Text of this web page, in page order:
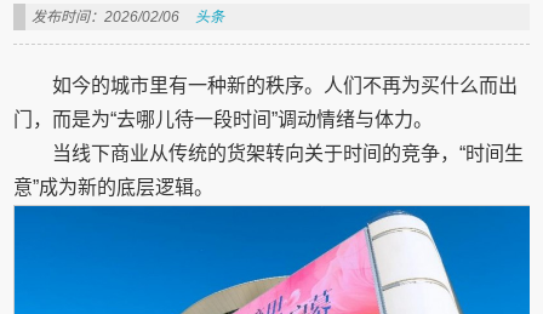
发布时间：2026/02/06 头条
如今的城市里有一种新的秩序。人们不再为买什么而出
门，而是为“去哪儿待一段时间”调动情绪与体力。
当线下商业从传统的货架转向关于时间的竞争，“时间生
意”成为新的底层逻辑。